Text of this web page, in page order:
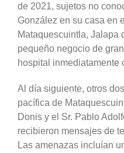
de 2021, sujetos no
González en su casa en
Mataquescuintla, Jalapa
pequeño negocio de
hospital inmediatamente
Al día siguiente, otros
pacífica de
Donis y el Sr. Pablo
recibieron mensajes de
Las amenazas incluían